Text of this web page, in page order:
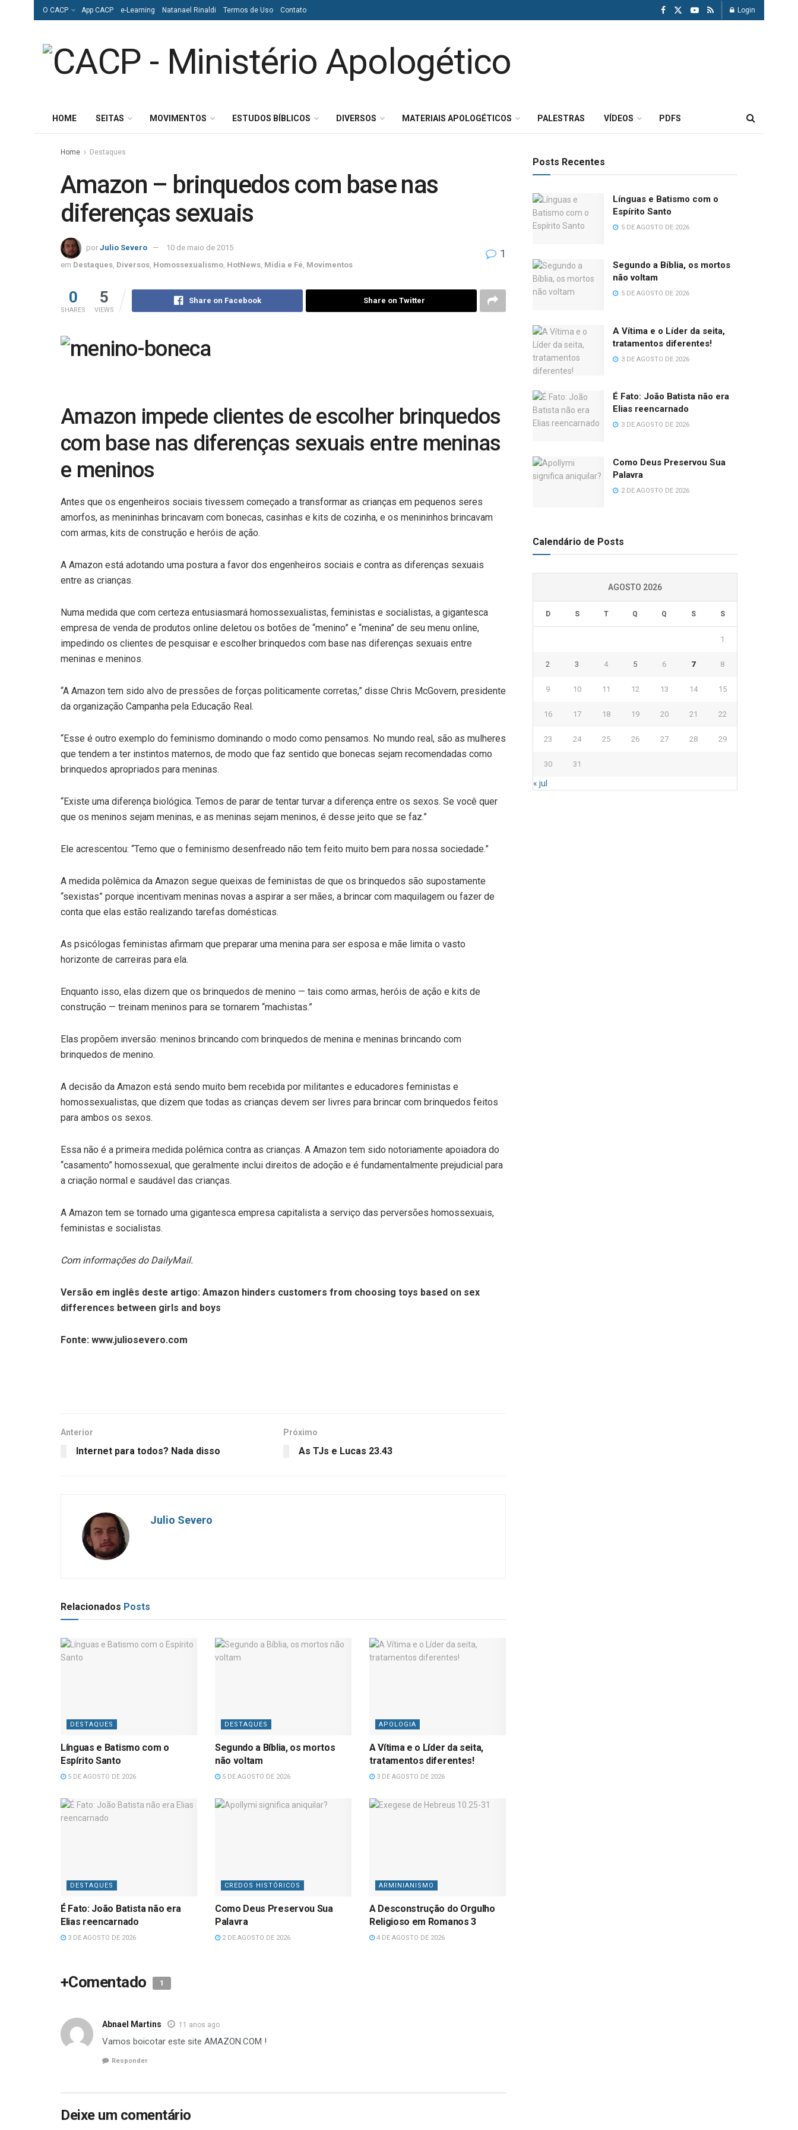
O CACP App CACP e-Learning Natanael Rinaldi Termos de Uso Contato Login
HOME SEITAS MOVIMENTOS ESTUDOS BÍBLICOS DIVERSOS MATERIAIS APOLOGÉTICOS PALESTRAS VÍDEOS PDFS
Home Destaques
Amazon – brinquedos com base nas
diferenças sexuais
por Julio Severo
10 de maio de 2015
em Destaques Diversos Homossexualismo HotNews Mídia e Fé Movimentos
1
0
SHARES
5
VIEWS
Share on Facebook Share on Twitter
Amazon impede clientes de escolher brinquedos
com base nas diferenças sexuais entre meninas
e meninos
Antes que os engenheiros sociais tivessem começado a transformar as crianças em pequenos seres
amorfos, as menininhas brincavam com bonecas, casinhas e kits de cozinha, e os menininhos brincavam
com armas, kits de construção e heróis de ação.
A Amazon está adotando uma postura a favor dos engenheiros sociais e contra as diferenças sexuais
entre as crianças.
Numa medida que com certeza entusiasmará homossexualistas, feministas e socialistas, a gigantesca
empresa de venda de produtos online deletou os botões de “menino” e “menina” de seu menu online,
impedindo os clientes de pesquisar e escolher brinquedos com base nas diferenças sexuais entre
meninas e meninos.
“A Amazon tem sido alvo de pressões de forças politicamente corretas,” disse Chris McGovern, presidente
da organização Campanha pela Educação Real.
“Esse é outro exemplo do feminismo dominando o modo como pensamos. No mundo real, são as mulheres
que tendem a ter instintos maternos, de modo que faz sentido que bonecas sejam recomendadas como
brinquedos apropriados para meninas.
“Existe uma diferença biológica. Temos de parar de tentar turvar a diferença entre os sexos. Se você quer
que os meninos sejam meninas, e as meninas sejam meninos, é desse jeito que se faz.”
Ele acrescentou: “Temo que o feminismo desenfreado não tem feito muito bem para nossa sociedade.”
A medida polêmica da Amazon segue queixas de feministas de que os brinquedos são supostamente
“sexistas” porque incentivam meninas novas a aspirar a ser mães, a brincar com maquilagem ou fazer de
conta que elas estão realizando tarefas domésticas.
As psicólogas feministas afirmam que preparar uma menina para ser esposa e mãe limita o vasto
horizonte de carreiras para ela.
Enquanto isso, elas dizem que os brinquedos de menino — tais como armas, heróis de ação e kits de
construção — treinam meninos para se tornarem “machistas.”
Elas propõem inversão: meninos brincando com brinquedos de menina e meninas brincando com
brinquedos de menino.
A decisão da Amazon está sendo muito bem recebida por militantes e educadores feministas e
homossexualistas, que dizem que todas as crianças devem ser livres para brincar com brinquedos feitos
para ambos os sexos.
Essa não é a primeira medida polêmica contra as crianças. A Amazon tem sido notoriamente apoiadora do
“casamento” homossexual, que geralmente inclui direitos de adoção e é fundamentalmente prejudicial para
a criação normal e saudável das crianças.
A Amazon tem se tornado uma gigantesca empresa capitalista a serviço das perversões homossexuais,
feministas e socialistas.
Com informações do DailyMail.
Versão em inglês deste artigo: Amazon hinders customers from choosing toys based on sex
differences between girls and boys
Fonte: www.juliosevero.com
Anterior
Internet para todos? Nada disso
Próximo
As TJs e Lucas 23.43
Julio Severo
Relacionados Posts
DESTAQUES
Línguas e Batismo com o
Espírito Santo
5 DE AGOSTO DE 2026
DESTAQUES
Segundo a Bíblia, os mortos
não voltam
5 DE AGOSTO DE 2026
APOLOGIA
A Vítima e o Líder da seita,
tratamentos diferentes!
3 DE AGOSTO DE 2026
DESTAQUES
É Fato: João Batista não era
Elias reencarnado
3 DE AGOSTO DE 2026
CREDOS HISTÓRICOS
Como Deus Preservou Sua
Palavra
2 DE AGOSTO DE 2026
ARMINIANISMO
A Desconstrução do Orgulho
Religioso em Romanos 3
4 DE AGOSTO DE 2026
+Comentado 1
Abnael Martins 11 anos ago
Vamos boicotar este site AMAZON.COM !
Responder
Deixe um comentário
Posts Recentes
Línguas e Batismo com o
Espírito Santo
5 DE AGOSTO DE 2026
Segundo a Bíblia, os mortos
não voltam
5 DE AGOSTO DE 2026
A Vítima e o Líder da seita,
tratamentos diferentes!
3 DE AGOSTO DE 2026
É Fato: João Batista não era
Elias reencarnado
3 DE AGOSTO DE 2026
Como Deus Preservou Sua
Palavra
2 DE AGOSTO DE 2026
Calendário de Posts
AGOSTO 2026
D S T Q Q S S
1
2 3 4 5 6 7 8
9 10 11 12 13 14 15
16 17 18 19 20 21 22
23 24 25 26 27 28 29
30 31
« jul